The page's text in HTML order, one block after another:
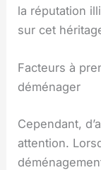
la réputation
sur cet
Facteurs à
déménager
Cependant,
attention.